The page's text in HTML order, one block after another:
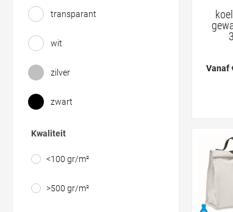
transparant
wit
zilver
zwart
Kwaliteit
<100 gr/m²
>500 gr/m²
Vanaf